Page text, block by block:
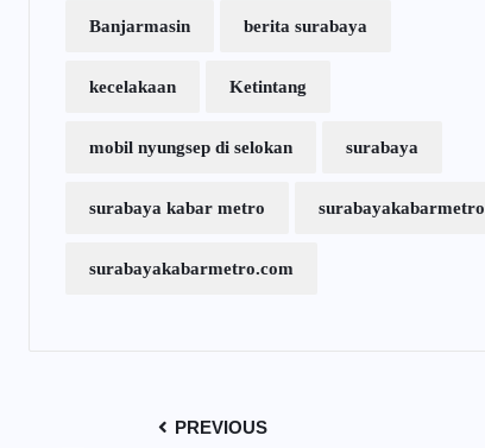
Banjarmasin berita surabaya
kecelakaan Ketintang
mobil nyungsep di selokan surabaya
surabaya kabar metro surabayakabarmetro
surabayakabarmetro.com
PREVIOUS